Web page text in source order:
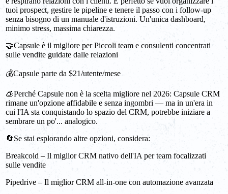
tuoi prospect, gestire le pipeline e tenere il passo con i follow-up
senza bisogno di un manuale d'istruzioni. Un'unica dashboard,
minimo stress, massima chiarezza.
🤝Capsule è il migliore per Piccoli team e consulenti concentrati
sulle vendite guidate dalle relazioni
💰Capsule parte da $21/utente/mese
🧊Perché Capsule non è la scelta migliore nel 2026: Capsule CRM
rimane un'opzione affidabile e senza ingombri — ma in un'era in
cui l'IA sta conquistando lo spazio del CRM, potrebbe iniziare a
sembrare un po'... analogico.
🔄Se stai esplorando altre opzioni, considera:
Breakcold – Il miglior CRM nativo dell'IA per team focalizzati
sulle vendite
Pipedrive – Il miglior CRM all-in-one con automazione avanzata